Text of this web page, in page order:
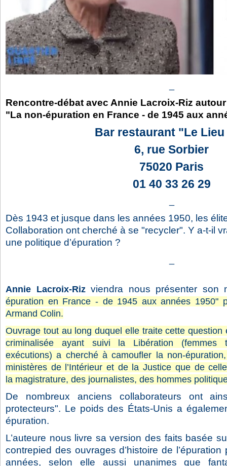
Rencontre-débat avec Annie Lacroix-Riz
"La non-épuration en France - de 1945 aux
Bar restaurant "Le
6, rue Sorbier
75020 Paris
01 40 33 26 29
Dès 1943 et jusque dans les années 1950, les
Collaboration ont cherché à se "recycler". Y a-t-il
une politique d’épuration ?
Annie Lacroix-Rizviendra nous présenter son
épuration en France - de 1945 aux années 1950"
Armand Colin.
Ouvrage tout au long duquel elle traitecette question
criminalisée ayant suivi la Libération (femmes
exécutions) a cherché àcamoufler la non-
ministères de l’Intérieur et de la Justice que de
la magistrature, des journalistes, des hommes
De nombreux anciens collaborateurs ont
protecteurs". Le poids des États-Unis a
épuration.
L’auteure nous livre sa version des faits basée
contrepied des ouvrages d’histoire de
années, selon elle aussi unanimes que